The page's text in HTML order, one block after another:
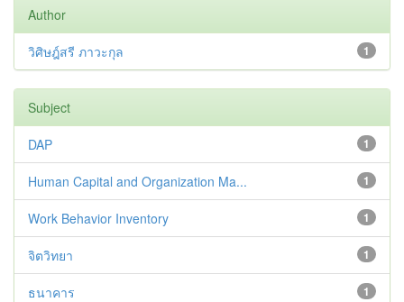
Author
1
วิศิษฎ์สรี ภาวะกุล
Subject
1
DAP
1
Human Capital and Organization Ma...
1
Work Behavior Inventory
1
จิตวิทยา
1
ธนาคาร